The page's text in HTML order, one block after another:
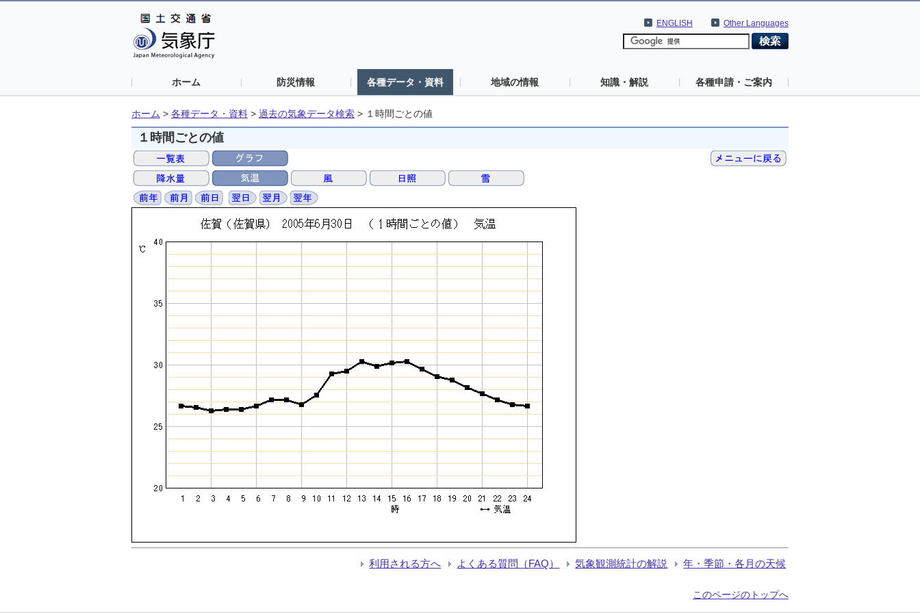
Other Languages
ENGLISH
ホーム 防災情報 各種データ・資料 地域の情報 知識・解説 各種申請・ご案内
ホーム > 各種データ・資料 > 過去の気象データ検索 > １時間ごとの値
１時間ごとの値
利用される方へ よくある質問（FAQ） 気象観測統計の解説 年・季節・各月の天候
このページのトップへ